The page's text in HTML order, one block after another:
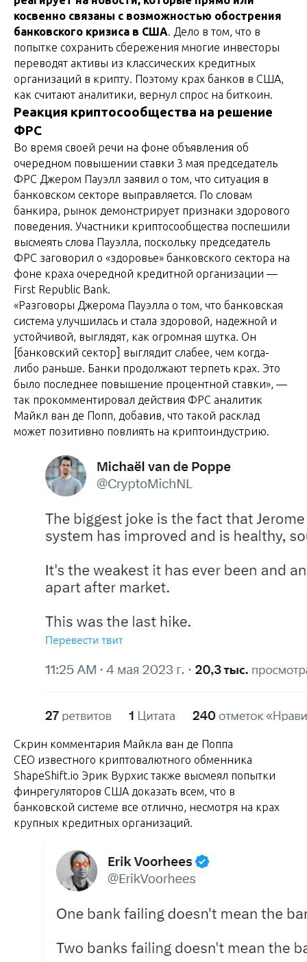
косвенно связаны с возможностью обострения
банковского кризиса в США. Дело в том, что в
попытке сохранить сбережения многие инвесторы
переводят активы из классических кредитных
организаций в крипту. Поэтому крах банков в США,
как считают аналитики, вернул спрос на биткоин.
Реакция криптосообщества на решение
ФРС
Во время своей речи на фоне объявления об
очередном повышении ставки 3 мая председатель
ФРС Джером Пауэлл заявил о том, что ситуация в
банковском секторе выправляется. По словам
банкира, рынок демонстрирует признаки здорового
поведения. Участники криптосообщества поспешили
высмеять слова Пауэлла, поскольку председатель
ФРС заговорил о «здоровье» банковского сектора на
фоне краха очередной кредитной организации —
First Republic Bank.
«Разговоры Джерома Пауэлла о том, что банковская
система улучшилась и стала здоровой, надежной и
устойчивой, выглядят, как огромная шутка. Он
[банковский сектор] выглядит слабее, чем когда-
либо раньше. Банки продолжают терпеть крах. Это
было последнее повышение процентной ставки», —
так прокомментировал действия ФРС аналитик
Майкл ван де Попп, добавив, что такой расклад
может позитивно повлиять на криптоиндустрию.
Скрин комментария Майкла ван де Поппа
CEO известного криптовалютного обменника
ShapeShift.io Эрик Вурхис также высмеял попытки
финрегуляторов США доказать всем, что в
банковской системе все отлично, несмотря на крах
крупных кредитных организаций.